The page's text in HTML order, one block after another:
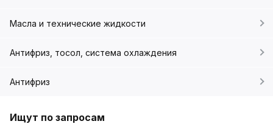
Масла и технические жидкости
Антифриз, тосол, система охлаждения
Антифриз
Ищут по запросам